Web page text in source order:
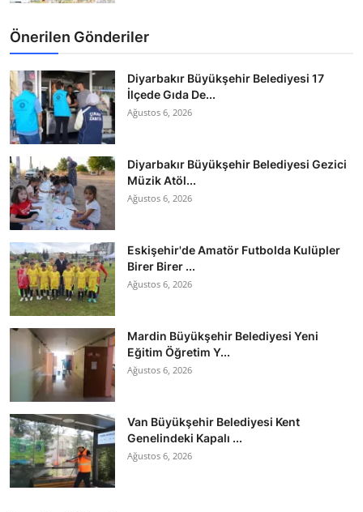
Önerilen Gönderiler
Diyarbakır Büyükşehir Belediyesi 17
İlçede Gıda De...
Ağustos 6, 2026
Diyarbakır Büyükşehir Belediyesi Gezici
Müzik Atöl...
Ağustos 6, 2026
Eskişehir'de Amatör Futbolda Kulüpler
Birer Birer ...
Ağustos 6, 2026
Mardin Büyükşehir Belediyesi Yeni
Eğitim Öğretim Y...
Ağustos 6, 2026
Van Büyükşehir Belediyesi Kent
Genelindeki Kapalı ...
Ağustos 6, 2026